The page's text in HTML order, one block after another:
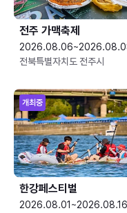
전주 가맥축제
전북특별자치도 전주시
개최중
한강페스티벌
2026.08.01~2026.08.16